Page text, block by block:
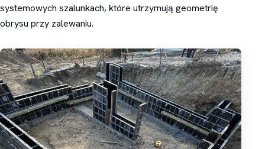
systemowych szalunkach, które utrzymują geometrię
obrysu przy zalewaniu.